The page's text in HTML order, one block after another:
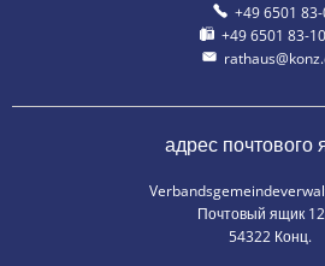
+49 6501
+49 6501 83-
адрес почтового
Почтовый ящик
54322 Конц.